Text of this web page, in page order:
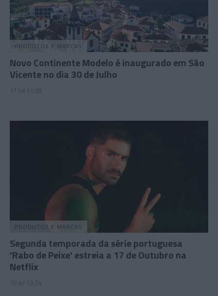
PRODUTOS E MARCAS
Novo Continente Modelo é inaugurado em São
Vicente no dia 30 de Julho
17 Jul 11:59
PRODUTOS E MARCAS
Segunda temporada da série portuguesa
'Rabo de Peixe' estreia a 17 de Outubro na
Netflix
16 Jul 13:24